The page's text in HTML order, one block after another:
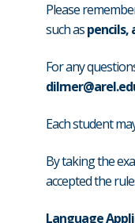
Please
such aspencils,
For any
Each student
By taking the
accepted the
Language